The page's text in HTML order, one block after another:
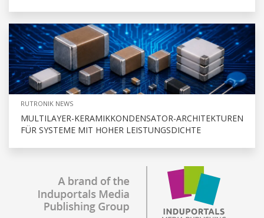
RUTRONIK NEWS
MULTILAYER-KERAMIKKONDENSATOR-ARCHITEKTUREN
FÜR SYSTEME MIT HOHER LEISTUNGSDICHTE